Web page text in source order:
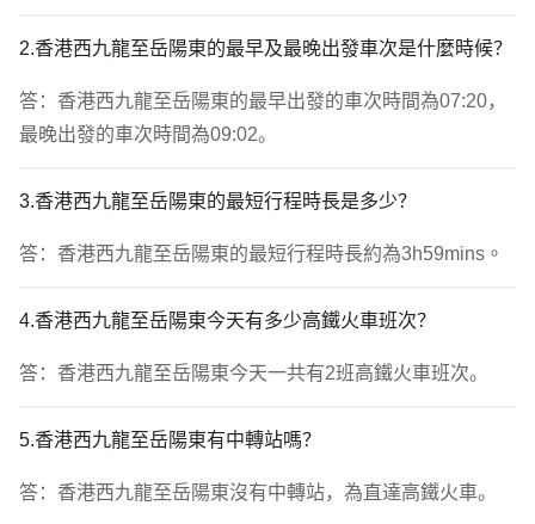
2.香港西九龍至岳陽東的最早及最晚出發車次是什麼時候？
答：香港西九龍至岳陽東的最早出發的車次時間為07:20，
最晚出發的車次時間為09:02。
3.香港西九龍至岳陽東的最短行程時長是多少？
答：香港西九龍至岳陽東的最短行程時長約為3h59mins。
4.香港西九龍至岳陽東今天有多少高鐵火車班次？
答：香港西九龍至岳陽東今天一共有2班高鐵火車班次。
5.香港西九龍至岳陽東有中轉站嗎？
答：香港西九龍至岳陽東沒有中轉站，為直達高鐵火車。